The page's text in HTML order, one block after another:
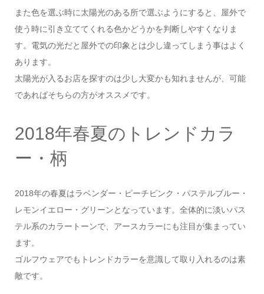
また色を選ぶ時に太陽光のある所で選ぶようにすると、屋外で
使う時に引き立ててくれる色かどうかを判断しやすくなりま
す。電気の光だと屋外での印象とは少し違ってしまう事はよく
あります。
太陽光が入るお店を探すのは少し大変かも知れませんが、可能
であればそちらの方がオススメです。
2018年春夏のトレンドカラ
ー・柄
2018年の春夏はラベンダー・ピーチピンク・パステルブルー・
レモンイエロー・グリーンとなっています。全体的に淡いパス
テル系のカラートーンで、アースカラーにも注目が集まってい
ます。
ゴルフウェアでもトレンドカラーを意識して取り入れるのは素
敵です。